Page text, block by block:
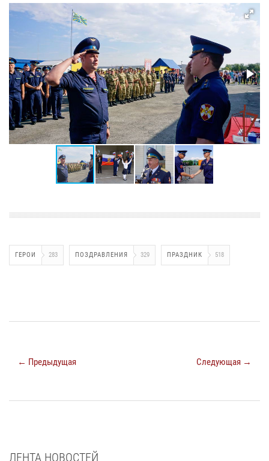
ГЕРОИ 283 ПОЗДРАВЛЕНИЯ 329 ПРАЗДНИК 518
← Предыдущая Следующая →
ЛЕНТА НОВОСТЕЙ